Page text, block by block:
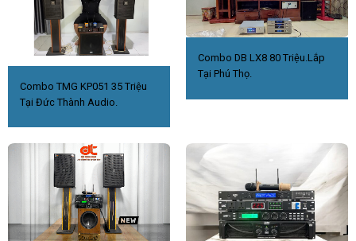
Combo TMG KP051 35 Triệu
Tại Đức Thành Audio.
Combo DB LX8 80 Triệu.Lắp
Tại Phú Thọ.